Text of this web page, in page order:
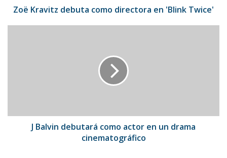
Zoë Kravitz debuta como directora en 'Blink Twice'
cinematográfico
J Balvin debutará como actor en un drama
cinematográfico